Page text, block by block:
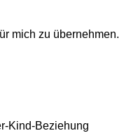
mich zu übernehmen.
Kind-Beziehung